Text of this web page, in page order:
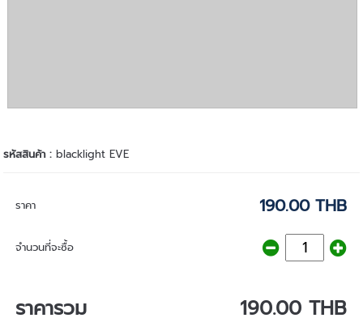
รหัสสินค้า :blacklight EVE
ราคา 190.00 THB
จำนวนที่จะซื้อ
ราคารวม 190.00 THB